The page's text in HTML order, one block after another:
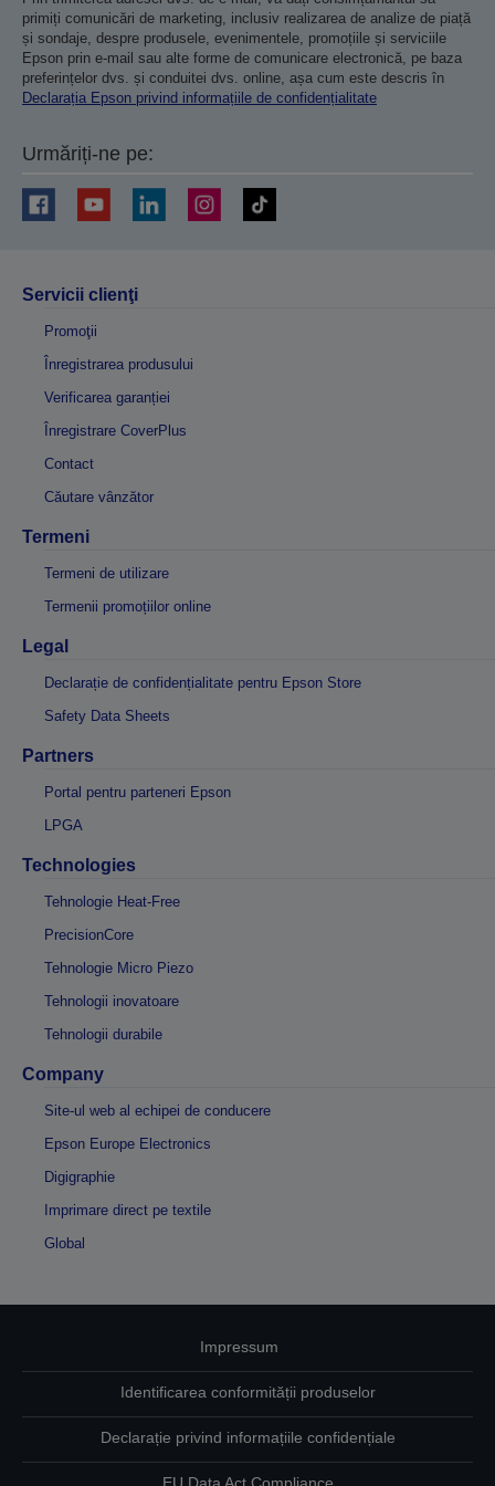
primiți comunicări de marketing, inclusiv realizarea de analize de piață
și sondaje, despre produsele, evenimentele, promoțiile și serviciile
Epson prin e-mail sau alte forme de comunicare electronică, pe baza
preferințelor dvs. și conduitei dvs. online, așa cum este descris în
Declarația Epson privind informațiile de confidențialitate
Urmăriți-ne pe:
Servicii clienţi
Promoţii
Înregistrarea produsului
Verificarea garanției
Înregistrare CoverPlus
Contact
Căutare vânzător
Termeni
Termeni de utilizare
Termenii promoțiilor online
Legal
Declarație de confidențialitate pentru Epson Store
Safety Data Sheets
Partners
Portal pentru parteneri Epson
LPGA
Technologies
Tehnologie Heat-Free
PrecisionCore
Tehnologie Micro Piezo
Tehnologii inovatoare
Tehnologii durabile
Company
Site-ul web al echipei de conducere
Epson Europe Electronics
Digigraphie
Imprimare direct pe textile
Global
Impressum
Identificarea conformității produselor
Declarație privind informațiile confidențiale